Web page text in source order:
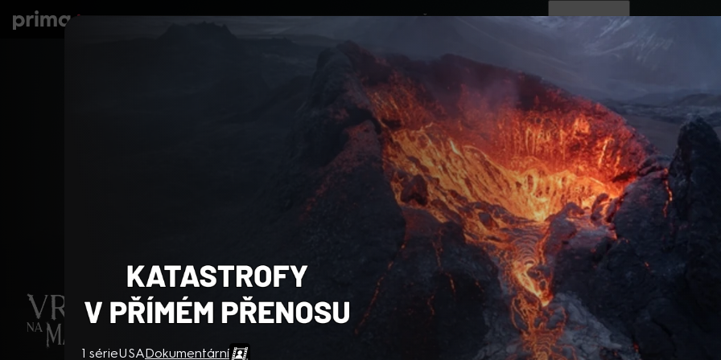
Seriály Filmy Děti Zprávy Novinky Živě TV program Operátoři
Katastrofy v přímém přenosu
1 sérieUSADokumentární
prima+